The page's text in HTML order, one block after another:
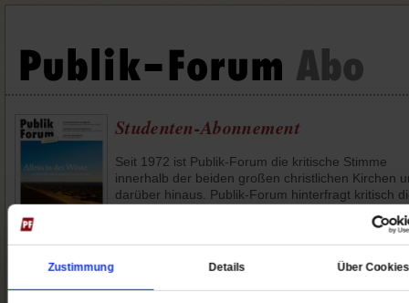
Zustimmung Details Über Cookies
Studenten-Abonnement
Seit 1972 ist Publik-Forum die kritische Stimme
innerhalb der beiden großen christlichen Kirchen
darüber hinaus. Publik-Forum hinterfragt kritisch
Wirtschaft und Politik ohne Rücksicht auf die
die hinter ihnen stehen. In den 40 Jahren seines
Bestehens hat Publik-Forum nie die Augen vor den
14 Tage stellt die Redaktion eine neue spannende